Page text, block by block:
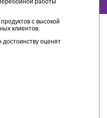
с высокой
клиентов.
оценят